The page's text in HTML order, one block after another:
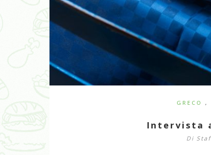
GRECO ,
Intervista
Di